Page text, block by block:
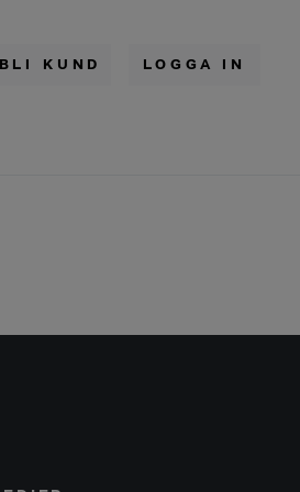
BLI KUND LOGGA IN